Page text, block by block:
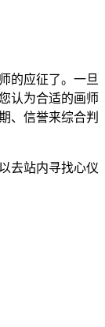
应征了。一旦
认为合适的画师
、信誉来综合判
去站内寻找心仪